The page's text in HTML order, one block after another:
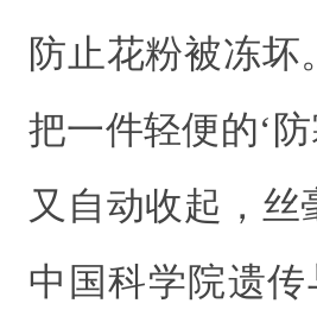
防止花粉被冻坏
把一件轻便的‘
又自动收起，丝
中国科学院遗